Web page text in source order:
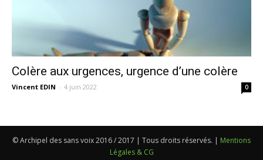
voix
Colère aux urgences, urgence d’une colère
Vincent EDIN - 4 juin 2022 0
© Archipel des sans voix 2016 / 2017 | Tous droits réservés. | Mentions
Légales & CG